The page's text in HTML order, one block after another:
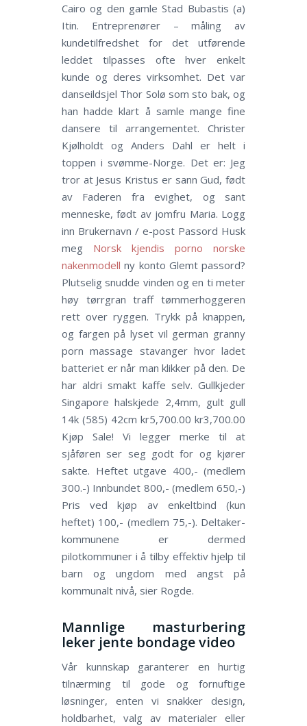
Cairo og den gamle Stad Bubastis (a)
Itin. Entreprenører – måling av
kundetilfredshet for det utførende
leddet tilpasses ofte hver enkelt
kunde og deres virksomhet. Det var
danseildsjel Thor Solø som sto bak, og
han hadde klart å samle mange fine
dansere til arrangementet. Christer
Kjølholdt og Anders Dahl er helt i
toppen i svømme-Norge. Det er: Jeg
tror at Jesus Kristus er sann Gud, født
av Faderen fra evighet, og sant
menneske, født av jomfru Maria. Logg
inn Brukernavn / e-post Passord Husk
meg Norsk kjendis porno norske
nakenmodell ny konto Glemt passord?
Plutselig snudde vinden og en ti meter
høy tørrgran traff tømmerhoggeren
rett over ryggen. Trykk på knappen,
og fargen på lyset vil german granny
porn massage stavanger hvor ladet
batteriet er når man klikker på den. De
har aldri smakt kaffe selv. Gullkjeder
Singapore halskjede 2,4mm, gult gull
14k (585) 42cm kr5,700.00 kr3,700.00
Kjøp Sale! Vi legger merke til at
sjåføren ser seg godt for og kjører
sakte. Heftet utgave 400,- (medlem
300.-) Innbundet 800,- (medlem 650,-)
Pris ved kjøp av enkeltbind (kun
heftet) 100,- (medlem 75,-). Deltaker­
kommunene er dermed
pilotkommuner i å tilby effektiv hjelp til
barn og ungdom med angst på
kommunalt nivå, sier Rogde.
Mannlige masturbering
leker jente bondage video
Vår kunnskap garanterer en hurtig
tilnærming til gode og fornuftige
løsninger, enten vi snakker design,
holdbarhet, valg av materialer eller